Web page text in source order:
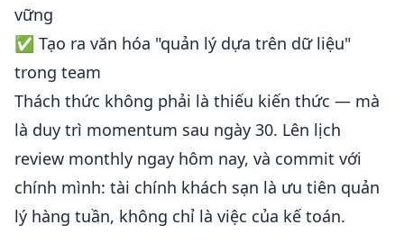
vững
✅ Tạo ra văn hóa "quản lý dựa trên dữ liệu"
trong team
Thách thức không phải là thiếu kiến thức — mà
là duy trì momentum sau ngày 30. Lên lịch
review monthly ngay hôm nay, và commit với
chính mình: tài chính khách sạn là ưu tiên quản
lý hàng tuần, không chỉ là việc của kế toán.